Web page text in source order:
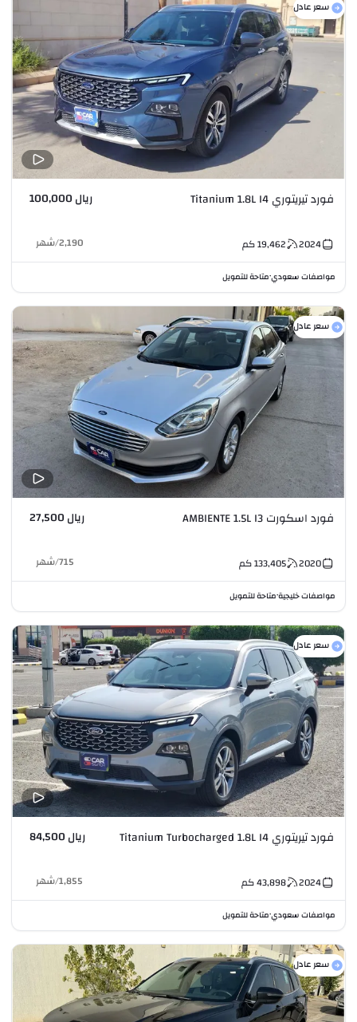
سعر عادل
فورد تيريتوري Titanium 1.8L I4 ريال 100,000
2024
19,462كم 2,190
/شهر
مواصفات سعودي•متاحة للتمويل
سعر عادل
فورد اسكورت AMBIENTE 1.5L I3 ريال 27,500
2020
133,405كم 715
/شهر
مواصفات خليجية•متاحة للتمويل
سعر عادل
فورد تيريتوري Titanium Turbocharged 1.8L I4 ريال 84,500
2024
43,898كم 1,855
/شهر
مواصفات سعودي•متاحة للتمويل
سعر عادل